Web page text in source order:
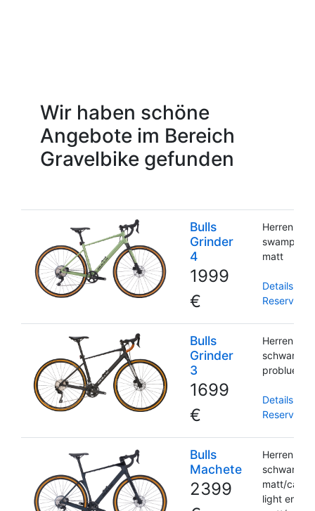
Wir haben schöne
Angebote im Bereich
Gravelbike gefunden
Bulls
Grinder
4
1999
€
swamp
matt
Details und
Bulls
Grinder
3
1699
€
schwarz
problue
Details und
Bulls
Machete
2399
schwarz
matt/
light